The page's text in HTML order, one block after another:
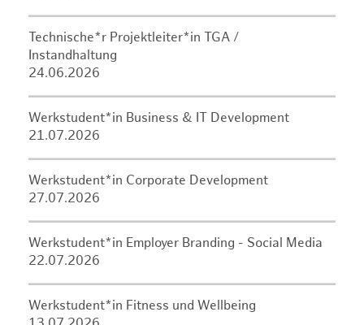
Technische*r Projektleiter*in TGA /
Instandhaltung
24.06.2026
Werkstudent*in Business & IT Development
21.07.2026
Werkstudent*in Corporate Development
27.07.2026
Werkstudent*in Employer Branding - Social Media
22.07.2026
Werkstudent*in Fitness und Wellbeing